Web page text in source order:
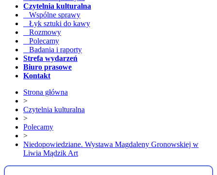
Czytelnia kulturalna
Wspólne sprawy
Łyk sztuki do kawy
Rozmowy
Polecamy
Badania i raporty
Strefa wydarzeń
Biuro prasowe
Kontakt
Strona główna
>
Czytelnia kulturalna
>
Polecamy
>
Niedopowiedziane. Wystawa Magdaleny Gronowskiej w
Liwia Mądzik Art